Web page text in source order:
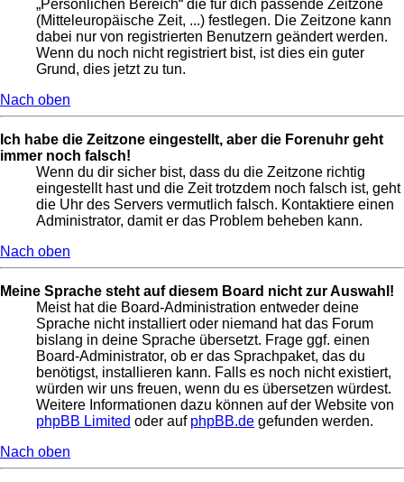
„Persönlichen Bereich“ die für dich passende Zeitzone
(Mitteleuropäische Zeit, ...) festlegen. Die Zeitzone kann
dabei nur von registrierten Benutzern geändert werden.
Wenn du noch nicht registriert bist, ist dies ein guter
Grund, dies jetzt zu tun.
Nach oben
Ich habe die Zeitzone eingestellt, aber die Forenuhr geht
immer noch falsch!
Wenn du dir sicher bist, dass du die Zeitzone richtig
eingestellt hast und die Zeit trotzdem noch falsch ist, geht
die Uhr des Servers vermutlich falsch. Kontaktiere einen
Administrator, damit er das Problem beheben kann.
Nach oben
Meine Sprache steht auf diesem Board nicht zur Auswahl!
Meist hat die Board-Administration entweder deine
Sprache nicht installiert oder niemand hat das Forum
bislang in deine Sprache übersetzt. Frage ggf. einen
Board-Administrator, ob er das Sprachpaket, das du
benötigst, installieren kann. Falls es noch nicht existiert,
würden wir uns freuen, wenn du es übersetzen würdest.
Weitere Informationen dazu können auf der Website von
phpBB Limited oder auf phpBB.de gefunden werden.
Nach oben